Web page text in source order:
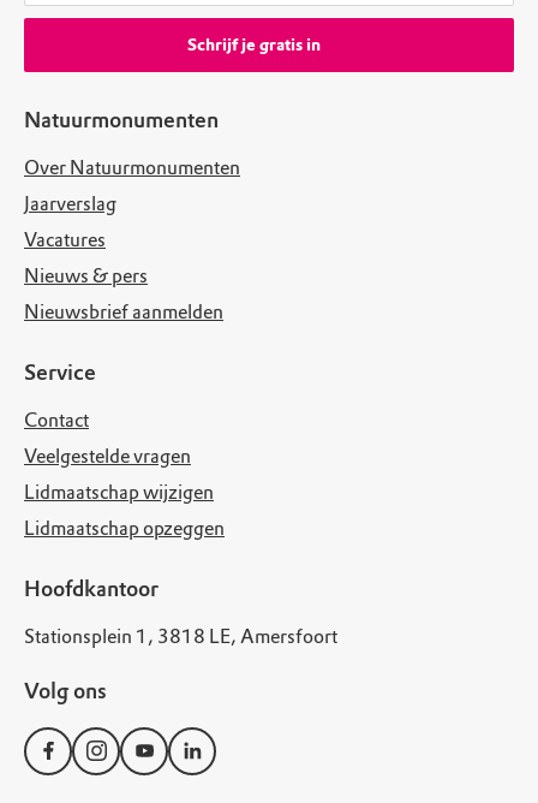
Natuurmonumenten
Over Natuurmonumenten
Jaarverslag
Vacatures
Nieuws & pers
Nieuwsbrief aanmelden
Service
Contact
Veelgestelde vragen
Lidmaatschap wijzigen
Lidmaatschap opzeggen
Hoofdkantoor
Stationsplein 1, 3818 LE, Amersfoort
Volg ons
Schrijf je gratis in